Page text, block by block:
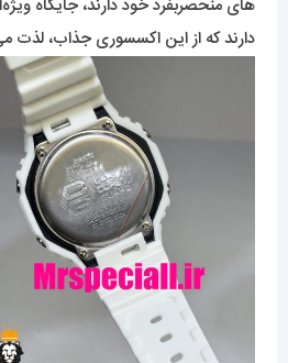
های منحصربفرد خود دارند، جایگاه
دارند که از این اکسسوری جذاب، لذت